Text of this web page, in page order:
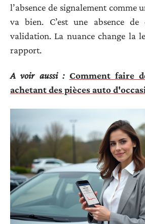
l’absence de signalement comme
va bien. C’est une absence de
validation. La nuance change la
rapport.
A voir aussi : Comment faire
achetant des pièces auto